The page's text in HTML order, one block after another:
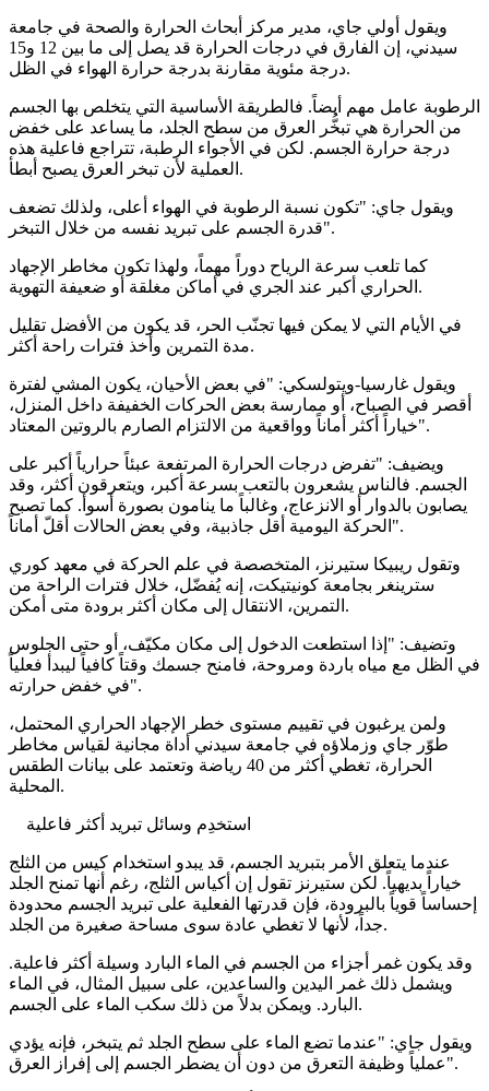
ويقول أولي جاي، مدير مركز أبحاث الحرارة والصحة في جامعة
سيدني، إن الفارق في درجات الحرارة قد يصل إلى ما بين 12 و15
درجة مئوية مقارنة بدرجة حرارة الهواء في الظل.
الرطوبة عامل مهم أيضاً. فالطريقة الأساسية التي يتخلص بها الجسم
من الحرارة هي تبخُّر العرق من سطح الجلد، ما يساعد على خفض
درجة حرارة الجسم. لكن في الأجواء الرطبة، تتراجع فاعلية هذه
العملية لأن تبخر العرق يصبح أبطأ.
ويقول جاي: "تكون نسبة الرطوبة في الهواء أعلى، ولذلك تضعف
قدرة الجسم على تبريد نفسه من خلال التبخر".
كما تلعب سرعة الرياح دوراً مهماً، ولهذا تكون مخاطر الإجهاد
الحراري أكبر عند الجري في أماكن مغلقة أو ضعيفة التهوية.
في الأيام التي لا يمكن فيها تجنّب الحر، قد يكون من الأفضل تقليل
مدة التمرين وأخذ فترات راحة أكثر.
ويقول غارسيا-ويتولسكي: "في بعض الأحيان، يكون المشي لفترة
أقصر في الصباح، أو ممارسة بعض الحركات الخفيفة داخل المنزل،
خياراً أكثر أماناً وواقعية من الالتزام الصارم بالروتين المعتاد".
ويضيف: "تفرض درجات الحرارة المرتفعة عبئاً حرارياً أكبر على
الجسم. فالناس يشعرون بالتعب بسرعة أكبر، ويتعرقون أكثر، وقد
يصابون بالدوار أو الانزعاج، وغالباً ما ينامون بصورة أسوأ. كما تصبح
الحركة اليومية أقل جاذبية، وفي بعض الحالات أقلّ أماناً".
وتقول ريبيكا ستيرنز، المتخصصة في علم الحركة في معهد كوري
سترينغر بجامعة كونيتيكت، إنه يُفضّل، خلال فترات الراحة من
التمرين، الانتقال إلى مكان أكثر برودة متى أمكن.
وتضيف: "إذا استطعت الدخول إلى مكان مكيّف، أو حتى الجلوس
في الظل مع مياه باردة ومروحة، فامنح جسمك وقتاً كافياً ليبدأ فعلياً
في خفض حرارته".
ولمن يرغبون في تقييم مستوى خطر الإجهاد الحراري المحتمل،
طوّر جاي وزملاؤه في جامعة سيدني أداة مجانية لقياس مخاطر
الحرارة، تغطي أكثر من 40 رياضة وتعتمد على بيانات الطقس
المحلية.
استخدِم وسائل تبريد أكثر فاعلية
عندما يتعلق الأمر بتبريد الجسم، قد يبدو استخدام كيس من الثلج
خياراً بديهياً. لكن ستيرنز تقول إن أكياس الثلج، رغم أنها تمنح الجلد
إحساساً قوياً بالبرودة، فإن قدرتها الفعلية على تبريد الجسم محدودة
جداً، لأنها لا تغطي عادة سوى مساحة صغيرة من الجلد.
وقد يكون غمر أجزاء من الجسم في الماء البارد وسيلة أكثر فاعلية.
ويشمل ذلك غمر اليدين والساعدين، على سبيل المثال، في الماء
البارد. ويمكن بدلاً من ذلك سكب الماء على الجسم.
ويقول جاي: "عندما تضع الماء على سطح الجلد ثم يتبخر، فإنه يؤدي
عملياً وظيفة التعرق من دون أن يضطر الجسم إلى إفراز العرق".